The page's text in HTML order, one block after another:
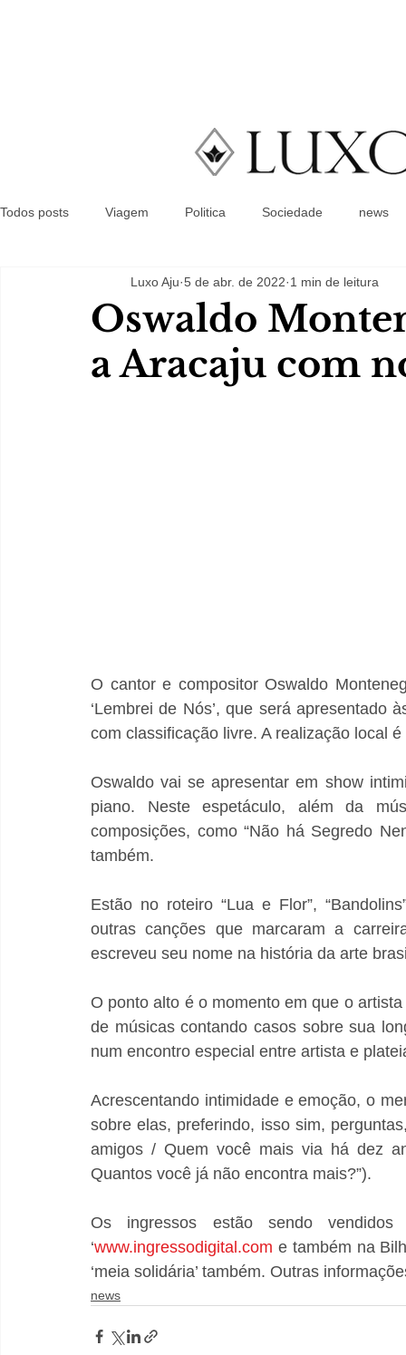
Todos posts Viagem Politica Sociedade news
Oswaldo
a Aracaju com
Luxo Aju 5 de abr. de 2022 1 min de leitura
O cantor e compositor Oswaldo
‘Lembrei de Nós’, que será apresentado
com classificação livre. A realização local
Oswaldo vai se apresentar em show
piano. Neste espetáculo, além da
composições, como “Não há Segredo
também.
Estão no roteiro “Lua e Flor”,
outras canções que marcaram a
escreveu seu nome na história da arte
O ponto alto é o momento em que o
de músicas contando casos sobre sua
num encontro especial entre artista e
Acrescentando intimidade e emoção, o
sobre elas, preferindo, isso sim,
amigos / Quem você mais via há dez
Quantos você já não encontra mais?”).
Os ingressos estão sendo
‘www.ingressodigital.com e também na
‘meia solidária’ também. Outras
news